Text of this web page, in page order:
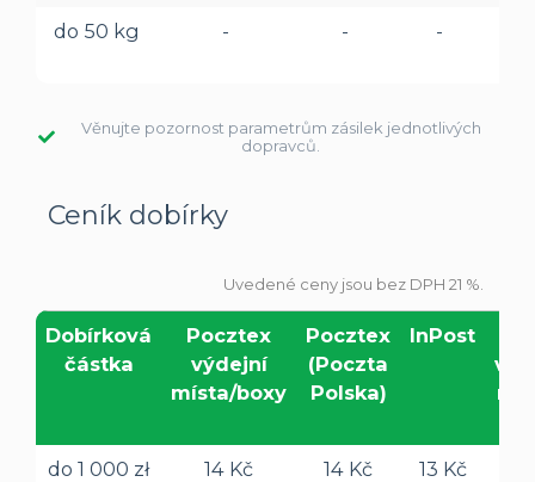
do 50 kg - - -
Věnujte pozornost parametrům zásilek jednotlivých
dopravců.
Ceník dobírky
Uvedené ceny jsou bez DPH 21 %.
Dobírková
částka
Pocztex
výdejní
místa/boxy
Pocztex
(Poczta
Polska)
InPost
do 1 000 zł
14 Kč 14 Kč 13 Kč